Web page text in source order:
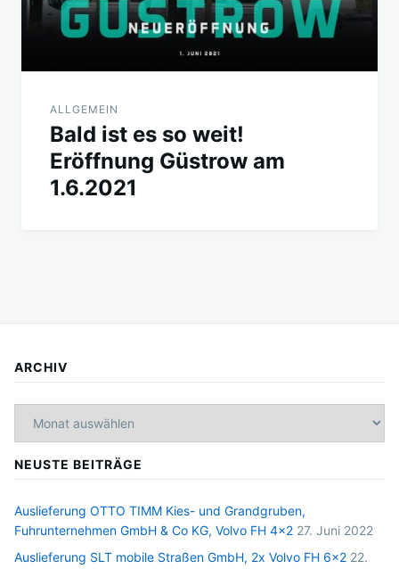
ALLGEMEIN
Bald ist es so weit!
Eröffnung Güstrow am
1.6.2021
ARCHIV
NEUSTE BEITRÄGE
Auslieferung OTTO TIMM Kies- und Grandgruben,
Fuhrunternehmen GmbH & Co KG, Volvo FH 4×2 27. Juni 2022
Auslieferung SLT mobile Straßen GmbH, 2x Volvo FH 6×2 22.